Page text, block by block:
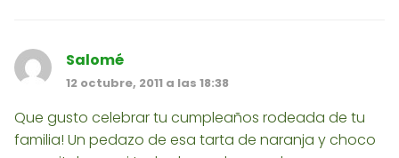
Salomé
12 octubre, 2011 a las 18:38
Que gusto celebrar tu cumpleaños rodeada de tu
familia! Un pedazo de esa tarta de naranja y choco